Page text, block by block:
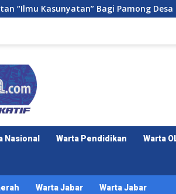
Pamong Desa imfoni
Nasional Warta Pendidikan Warta
Warta Jabar Warta Jabar